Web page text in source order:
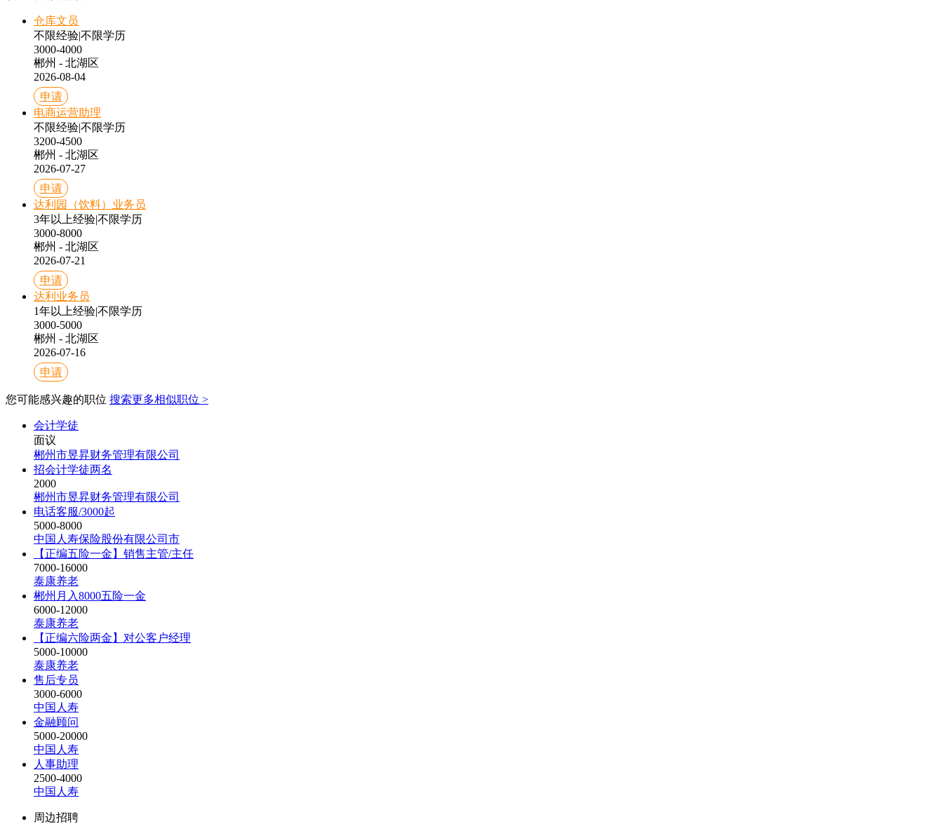
仓库文员
不限经验|不限学历
3000-4000
郴州 - 北湖区
2026-08-04
申请
电商运营助理
不限经验|不限学历
3200-4500
郴州 - 北湖区
2026-07-27
申请
达利园（饮料）业务员
3年以上经验|不限学历
3000-8000
郴州 - 北湖区
2026-07-21
申请
达利业务员
1年以上经验|不限学历
3000-5000
郴州 - 北湖区
2026-07-16
申请
您可能感兴趣的职位 搜索更多相似职位 >
会计学徒
面议
郴州市昱昇财务管理有限公司
招会计学徒两名
2000
郴州市昱昇财务管理有限公司
电话客服/3000起
5000-8000
中国人寿保险股份有限公司市
【正编五险一金】销售主管/主任
7000-16000
泰康养老
郴州月入8000五险一金
6000-12000
泰康养老
【正编六险两金】对公客户经理
5000-10000
泰康养老
售后专员
3000-6000
中国人寿
金融顾问
5000-20000
中国人寿
人事助理
2500-4000
中国人寿
周边招聘